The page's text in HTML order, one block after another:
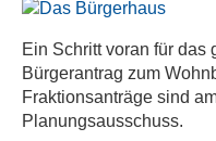
Ein Schritt voran für das
Bürgerantrag zum
Fraktionsanträge sind
Planungsausschuss.